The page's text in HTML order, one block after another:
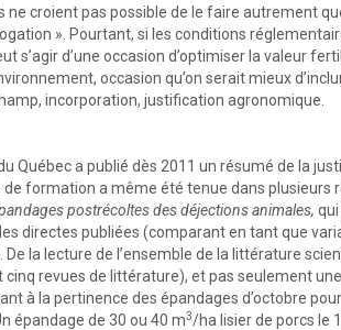
ne croient pas possible de le faire autrement
». Pourtant, si les conditions
s’agir d’une occasion d’optimiser la valeur
occasion qu’on serait mieux
incorporation, justification agronomique.
Québec a publié dès 2011 un résumé de la
formation a même été tenue dans plusieurs
postrécoltes des déjections animales,
directes publiées (comparant en tant que
la lecture de l’ensemble de la littérature
revues de littérature), et pas seulement
à la pertinence des épandages d’octobre
épandage de 30 ou 40 m3/ha lisier de porcs le